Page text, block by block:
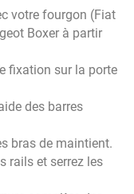
votre fourgon (Fiat
Boxer à partir
fixation sur la porte
des barres
bras de maintient.
rails et serrez les